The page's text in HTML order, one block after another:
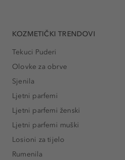
KOZMETIČKI TRENDOVI
Tekuci Puderi
Olovke za obrve
Sjenila
Ljetni parfemi
Ljetni parfemi ženski
Ljetni parfemi muški
Losioni za tijelo
Rumenila